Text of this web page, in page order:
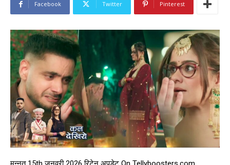
Facebook Twitter Pinterest